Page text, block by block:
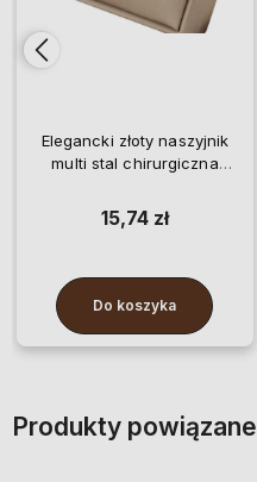
Elegancki złoty naszyjnik
multi stal chirurgiczna
15,74 zł
Do koszyka
Produkty powiązane